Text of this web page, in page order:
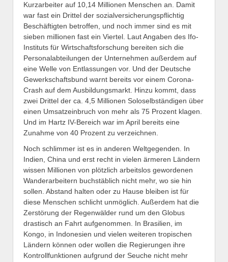
Kurzarbeiter auf 10,14 Millionen Menschen an. Damit
war fast ein Drittel der sozialversicherungspflichtig
Beschäftigten betroffen, und noch immer sind es mit
sieben millionen fast ein Viertel. Laut Angaben des Ifo-
Instituts für Wirtschaftsforschung bereiten sich die
Personalabteilungen der Unternehmen außerdem auf
eine Welle von Entlassungen vor. Und der Deutsche
Gewerkschaftsbund warnt bereits vor einem Corona-
Crash auf dem Ausbildungsmarkt. Hinzu kommt, dass
zwei Drittel der ca. 4,5 Millionen Soloselbständigen über
einen Umsatzeinbruch von mehr als 75 Prozent klagen.
Und im Hartz IV-Bereich war im April bereits eine
Zunahme von 40 Prozent zu verzeichnen.
Noch schlimmer ist es in anderen Weltgegenden. In
Indien, China und erst recht in vielen ärmeren Ländern
wissen Millionen von plötzlich arbeitslos gewordenen
Wanderarbeitern buchstäblich nicht mehr, wo sie hin
sollen. Abstand halten oder zu Hause bleiben ist für
diese Menschen schlicht unmöglich. Außerdem hat die
Zerstörung der Regenwälder rund um den Globus
drastisch an Fahrt aufgenommen. In Brasilien, im
Kongo, in Indonesien und vielen weiteren tropischen
Ländern können oder wollen die Regierungen ihre
Kontrollfunktionen aufgrund der Seuche nicht mehr